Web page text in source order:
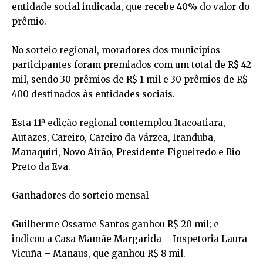
entidade social indicada, que recebe 40% do valor do
prêmio.
No sorteio regional, moradores dos municípios
participantes foram premiados com um total de R$ 42
mil, sendo 30 prêmios de R$ 1 mil e 30 prêmios de R$
400 destinados às entidades sociais.
Esta 11ª edição regional contemplou Itacoatiara,
Autazes, Careiro, Careiro da Várzea, Iranduba,
Manaquiri, Novo Airão, Presidente Figueiredo e Rio
Preto da Eva.
Ganhadores do sorteio mensal
Guilherme Ossame Santos ganhou R$ 20 mil; e
indicou a Casa Mamãe Margarida – Inspetoria Laura
Vicuña – Manaus, que ganhou R$ 8 mil.